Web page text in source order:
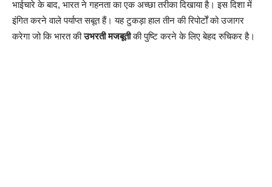
भाईचारे के बाद, भारत ने गहनता का एक अच्छा तरीका दिखाया है। इस दिशा में
इंगित करने वाले पर्याप्त सबूत हैं। यह टुकड़ा हाल तीन की रिपोर्टों को उजागर
करेगा जो कि भारत कीउभरती मजबूतीकी पुष्टि करने के लिए बेहद रुचिकर है।